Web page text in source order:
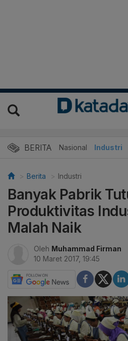
BERITA Nasional Industri
Berita Industri
Banyak Pabrik
Produktivitas
Malah Naik
Oleh Muhammad Firman
10 Maret 2017, 19:45